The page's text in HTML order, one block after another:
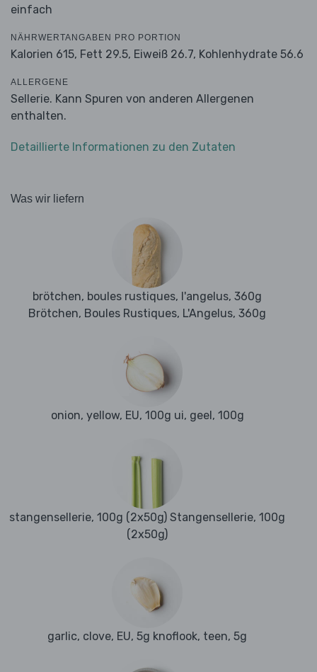
einfach
NÄHRWERTANGABEN PRO PORTION
Kalorien 615, Fett 29.5, Eiweiß 26.7, Kohlenhydrate 56.6
ALLERGENE
Sellerie. Kann Spuren von anderen Allergenen
enthalten.
Detaillierte Informationen zu den Zutaten
Was wir liefern
brötchen, boules rustiques, l'angelus, 360g
Brötchen, Boules Rustiques, L'Angelus, 360g
onion, yellow, EU, 100g ui, geel, 100g
stangensellerie, 100g (2x50g) Stangensellerie, 100g
(2x50g)
garlic, clove, EU, 5g knoflook, teen, 5g